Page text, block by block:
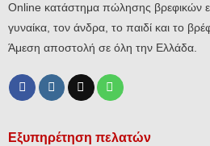
Online κατάστημα πώλησης βρεφικών
γυναίκα, τον άνδρα, το παιδί και το
Άμεση αποστολή σε όλη την Ελλάδα.
Εξυπηρέτηση πελατών